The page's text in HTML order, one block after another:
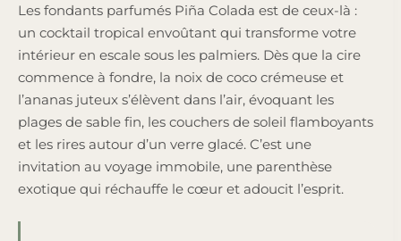
Les fondants parfumés Piña Colada est de ceux-là :
un cocktail tropical envoûtant qui transforme votre
intérieur en escale sous les palmiers. Dès que la cire
commence à fondre, la noix de coco crémeuse et
l’ananas juteux s’élèvent dans l’air, évoquant les
plages de sable fin, les couchers de soleil flamboyants
et les rires autour d’un verre glacé. C’est une
invitation au voyage immobile, une parenthèse
exotique qui réchauffe le cœur et adoucit l’esprit.